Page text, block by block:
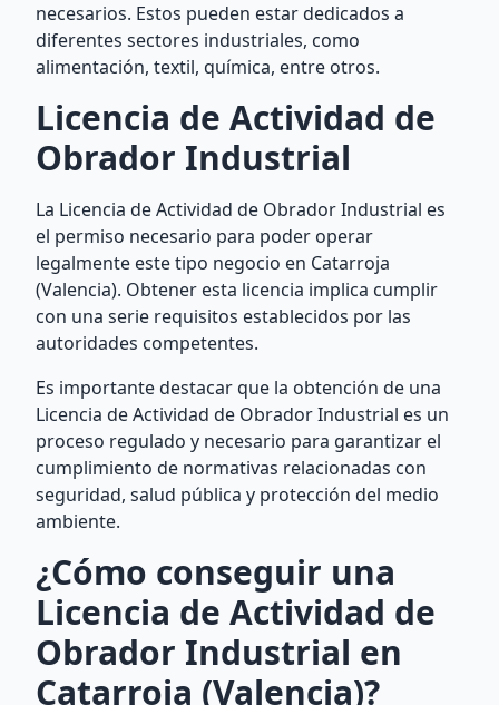
necesarios. Estos pueden estar dedicados a
diferentes sectores industriales, como
alimentación, textil, química, entre otros.
Licencia de Actividad de
Obrador Industrial
La Licencia de Actividad de Obrador Industrial es
el permiso necesario para poder operar
legalmente este tipo negocio en Catarroja
(Valencia). Obtener esta licencia implica cumplir
con una serie requisitos establecidos por las
autoridades competentes.
Es importante destacar que la obtención de una
Licencia de Actividad de Obrador Industrial es un
proceso regulado y necesario para garantizar el
cumplimiento de normativas relacionadas con
seguridad, salud pública y protección del medio
ambiente.
¿Cómo conseguir una
Licencia de Actividad de
Obrador Industrial en
Catarroja (Valencia)?